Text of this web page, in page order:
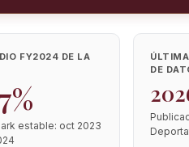
FY2024 DE LA
estable: oct 2023
DE